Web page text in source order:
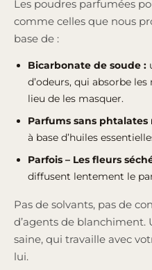
Les poudres parfumées
comme celles que nous
base de :
Bicarbonate de soude :
d’odeurs, qui absorbe
lieu de les masquer.
Parfums sans phtalates
à base d’huiles
Parfois – Les fleurs
diffusent lentement le
Pas de solvants, pas de
d’agents de blanchiment.
saine, qui travaille avec
lui.